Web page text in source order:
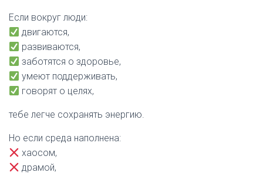
Если вокруг люди:
двигаются,
развиваются,
заботятся о здоровье,
умеют поддерживать,
говорят о целях,
тебе легче сохранять энергию.
Но если среда наполнена:
хаосом,
драмой,